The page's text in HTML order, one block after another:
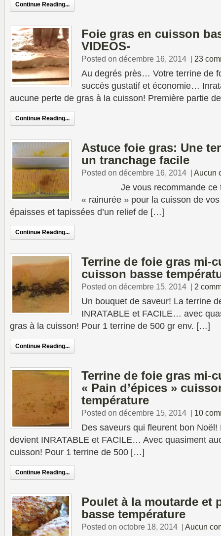
Continue Reading...
Foie gras en cuisson
VIDEOS-
Posted on décembre 16, 2014 | 23
Au degrés près… Votre terrine de
succès gustatif et économie…
aucune perte de gras à la cuisson! Première partie
Continue Reading...
Astuce foie gras: Une
un tranchage facile
Posted on décembre 16, 2014 | Aucun
Je vous recommande ce
« rainurée » pour la cuisson de
épaisses et tapissées d’un relief de […]
Continue Reading...
Terrine de foie gras mi-
cuisson basse
Posted on décembre 15, 2014 | 2
Un bouquet de saveur! La terrine
INRATABLE et FACILE… avec
gras à la cuisson! Pour 1 terrine de 500 gr env. […]
Continue Reading...
Terrine de foie gras mi-
« Pain d’épices »
température
Posted on décembre 15, 2014 | 10
Des saveurs qui fleurent bon
devient INRATABLE et FACILE… Avec quasiment
cuisson! Pour 1 terrine de 500 […]
Continue Reading...
Poulet à la moutarde et
basse température
Posted on octobre 18, 2014 | Aucun